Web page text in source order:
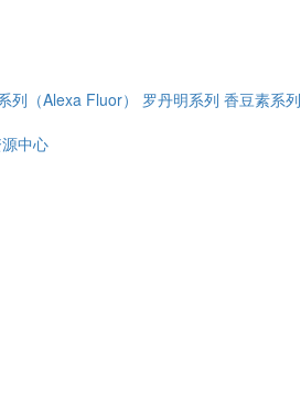
列（Alexa Fluor） 罗丹明系列 香豆素系列
中心